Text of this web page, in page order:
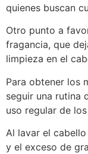
quienes buscan
Otro punto a
fragancia, que
limpieza en el
Para obtener los
seguir una rutina
uso regular de
Al lavar el
y el exceso de